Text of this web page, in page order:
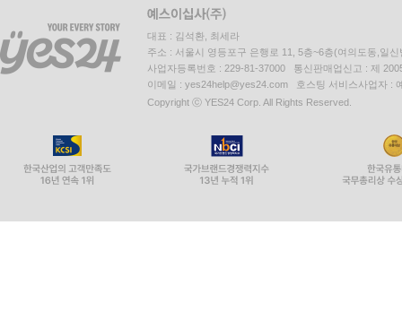
대표 : 김석환, 최세라
주소 : 서울시 영등포구 은행로 11, 5층~6층(여의도동,일신
사업자등록번호 : 229-81-37000 통신판매업신고 : 제
이메일 : yes24help@yes24.com 호스팅 서비스사업자 :
Copyright ⓒ YES24 Corp. All Rights Reserved.